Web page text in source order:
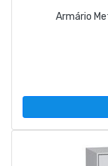
Armário